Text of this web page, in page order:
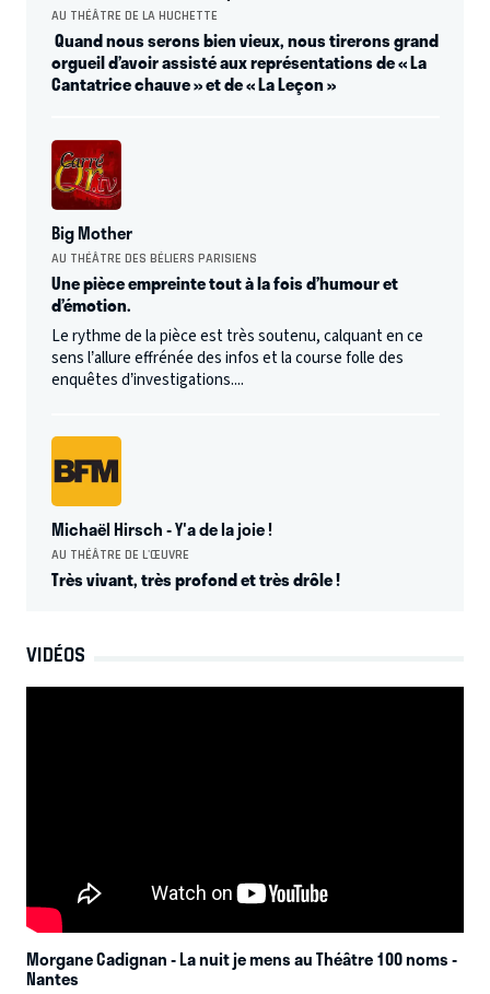
AU THÉÂTRE DE LA HUCHETTE
Quand nous serons bien vieux, nous tirerons grand
orgueil d’avoir assisté aux représentations de « La
Cantatrice chauve » et de « La Leçon »
Big Mother
AU THÉÂTRE DES BÉLIERS PARISIENS
Une pièce empreinte tout à la fois d’humour et
d’émotion.
Le rythme de la pièce est très soutenu, calquant en ce
sens l’allure effrénée des infos et la course folle des
enquêtes d’investigations....
Michaël Hirsch - Y'a de la joie !
AU THÉÂTRE DE L'ŒUVRE
Très vivant, très profond et très drôle !
VIDÉOS
Morgane Cadignan - La nuit je mens au Théâtre 100 noms-
Nantes